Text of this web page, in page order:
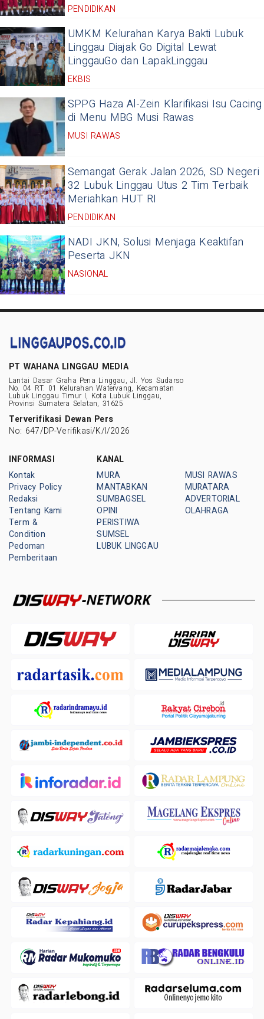
PENDIDIKAN
UMKM Kelurahan Karya Bakti Lubuk
Linggau Diajak Go Digital Lewat
LinggauGo dan LapakLinggau
EKBIS
SPPG Haza Al-Zein Klarifikasi Isu Cacing
di Menu MBG Musi Rawas
MUSI RAWAS
Semangat Gerak Jalan 2026, SD Negeri
32 Lubuk Linggau Utus 2 Tim Terbaik
Meriahkan HUT RI
PENDIDIKAN
NADI JKN, Solusi Menjaga Keaktifan
Peserta JKN
NASIONAL
PT WAHANA LINGGAU MEDIA
Lantai Dasar Graha Pena Linggau, Jl. Yos Sudarso
No. 04 RT. 01 Kelurahan Watervang, Kecamatan
Lubuk Linggau Timur I, Kota Lubuk Linggau,
Provinsi Sumatera Selatan, 31625
Terverifikasi Dewan Pers
No: 647/DP-Verifikasi/K/I/2026
INFORMASI
Kontak
Privacy Policy
Redaksi
Tentang Kami
Term &
Condition
Pedoman
Pemberitaan
KANAL
MURA
MANTABKAN
SUMBAGSEL
OPINI
PERISTIWA
SUMSEL
LUBUK LINGGAU
MUSI RAWAS
MURATARA
ADVERTORIAL
OLAHRAGA